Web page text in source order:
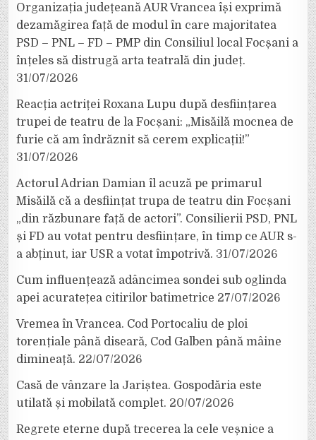
Organizația județeană AUR Vrancea își exprimă
dezamăgirea față de modul în care majoritatea
PSD – PNL – FD – PMP din Consiliul local Focșani a
înțeles să distrugă arta teatrală din județ.
31/07/2026
Reacția actriței Roxana Lupu după desființarea
trupei de teatru de la Focșani: „Misăilă mocnea de
furie că am îndrăznit să cerem explicații!”
31/07/2026
Actorul Adrian Damian îl acuză pe primarul
Misăilă că a desființat trupa de teatru din Focșani
„din răzbunare față de actori”. Consilierii PSD, PNL
și FD au votat pentru desființare, în timp ce AUR s-
a abținut, iar USR a votat împotrivă. 31/07/2026
Cum influențează adâncimea sondei sub oglinda
apei acuratețea citirilor batimetrice 27/07/2026
Vremea în Vrancea. Cod Portocaliu de ploi
torențiale până diseară, Cod Galben până mâine
dimineață. 22/07/2026
Casă de vânzare la Jariștea. Gospodăria este
utilată și mobilată complet. 20/07/2026
Regrete eterne după trecerea la cele veșnice a